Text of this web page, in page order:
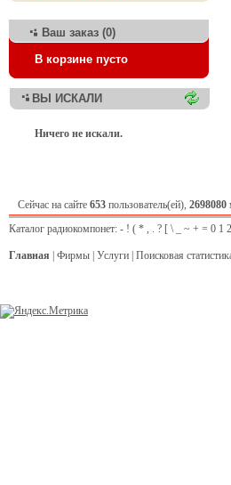
Ваш заказ (0)
В корзине пусто
ВЫ ИСКАЛИ
Ничего не искали.
Сейчас на сайте 653 пользователь(ей), 2698080
Каталог радиокомпонет: - ! ( * , . ? [ \ ~ + = 0 1 2
Главная Фирмы Услуги Поисковая